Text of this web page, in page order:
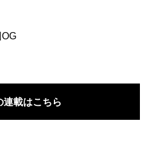
連載はこちら